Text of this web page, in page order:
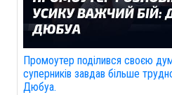
Промоутер поділився своєю
суперників завдав більше
Дюбуа.